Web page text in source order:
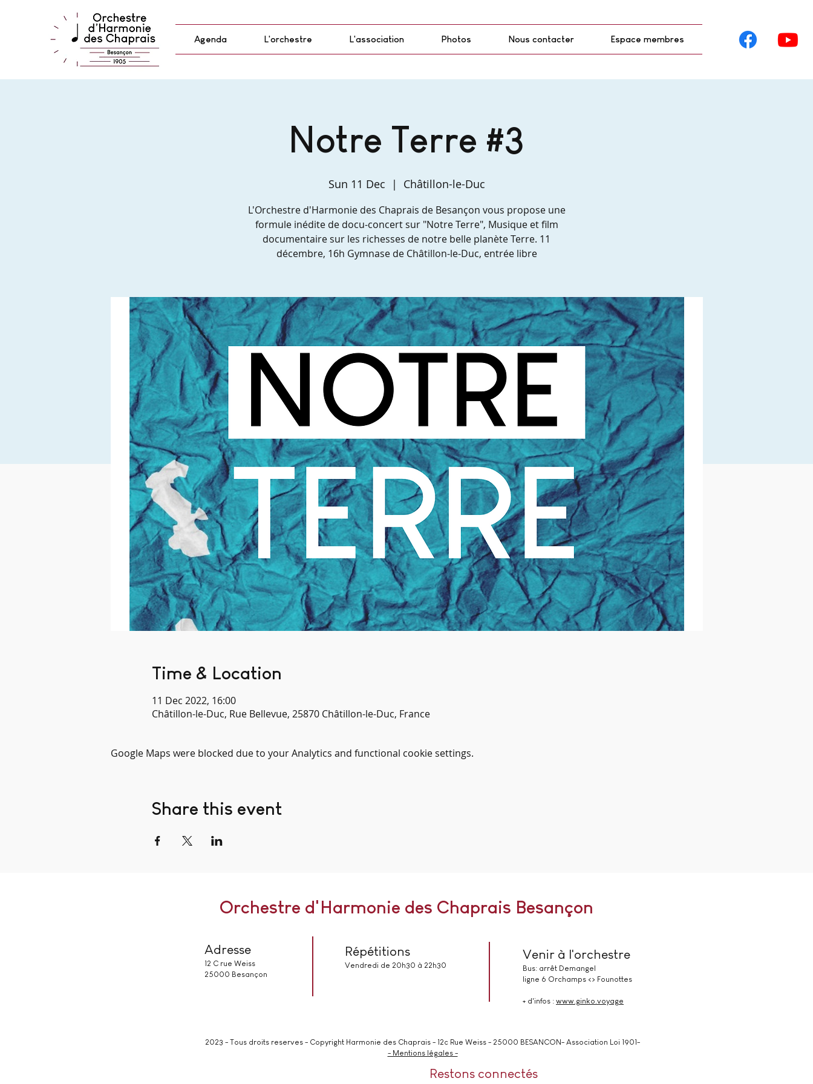
Agenda L'orchestre L'association Photos Nous contacter Espace membres
Notre Terre #3
Sun 11 Dec
  |
Châtillon-le-Duc
L'Orchestre d'Harmonie des Chaprais de Besançon vous propose une
formule inédite de docu-concert sur "Notre Terre", Musique et film
documentaire sur les richesses de notre belle planète Terre. 11
décembre, 16h Gymnase de Châtillon-le-Duc, entrée libre
Time & Location
11 Dec 2022, 16:00
Châtillon-le-Duc, Rue Bellevue, 25870 Châtillon-le-Duc, France
Google Maps were blocked due to your Analytics and functional cookie settings.
Share this event
Orchestre d'Harmonie des Chaprais Besançon
Adresse
12 C rue Weiss
25000 Besançon
Répétitions
Vendredi de 20h30 à 22h30
Venir à l'orchestre
Bus: arrêt Demangel
ligne 6 Orchamps <> Founottes
+ d'infos : www.ginko.voyage
2023 - Tous droits reserves - Copyright Harmonie des Chaprais - 12c Rue Weiss - 25000 BESANCON- Association Loi 1901-
- Mentions légales -
Restons connectés